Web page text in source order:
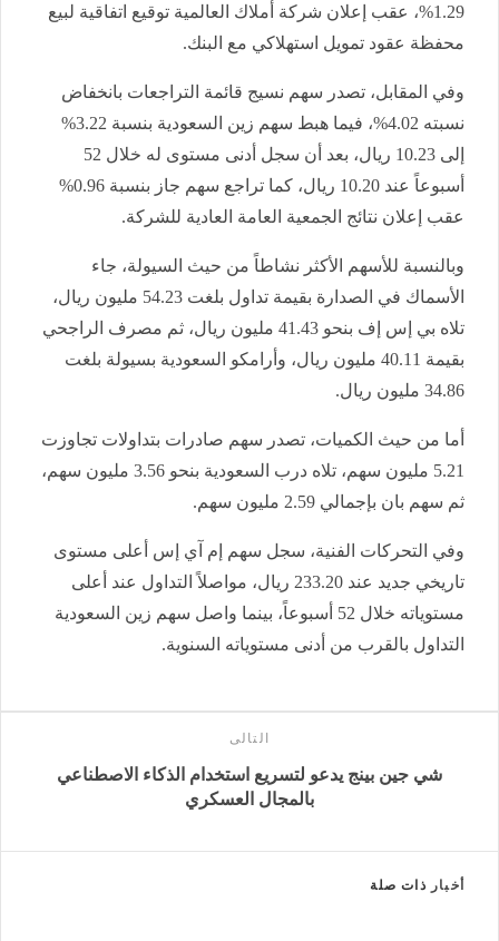
1.29%، عقب إعلان شركة أملاك العالمية توقيع اتفاقية لبيع
محفظة عقود تمويل استهلاكي مع البنك.
وفي المقابل، تصدر سهم نسيج قائمة التراجعات بانخفاض
نسبته 4.02%، فيما هبط سهم زين السعودية بنسبة
3.22%
إلى 10.23 ريال، بعد أن سجل أدنى مستوى له خلال 52
أسبوعاً عند 10.20 ريال، كما تراجع سهم جاز بنسبة 0.96%
عقب إعلان نتائج الجمعية العامة العادية للشركة.
وبالنسبة للأسهم الأكثر نشاطاً من حيث السيولة، جاء
الأسماك في الصدارة بقيمة تداول بلغت 54.23 مليون ريال،
تلاه بي إس إف بنحو 41.43 مليون ريال، ثم مصرف الراجحي
بقيمة 40.11 مليون ريال، وأرامكو السعودية بسيولة بلغت
34.86 مليون ريال
.
أما من حيث الكميات، تصدر سهم صادرات بتداولات تجاوزت
5.21 مليون سهم، تلاه درب السعودية بنحو 3.56 مليون سهم،
ثم سهم بان بإجمالي 2.59 مليون سهم
.
وفي التحركات الفنية، سجل سهم إم آي إس أعلى مستوى
تاريخي جديد عند 233.20 ريال، مواصلاً التداول عند أعلى
مستوياته خلال 52 أسبوعاً، بينما واصل سهم زين السعودية
التداول بالقرب من أدنى مستوياته السنوية.
التالى
شي جين بينج يدعو لتسريع استخدام الذكاء الاصطناعي
بالمجال العسكري
أخبار ذات صلة